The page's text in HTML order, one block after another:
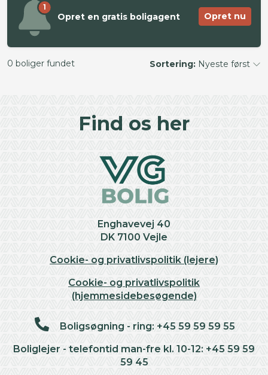
1
Opret en gratis boligagent Opret nu
0 boliger fundet Sortering: Nyeste først
Find os her
Enghavevej 40
DK 7100 Vejle
Cookie- og privatlivspolitik (lejere)
Cookie- og privatlivspolitik
(hjemmesidebesøgende)
Boligsøgning - ring: +45 59 59 59 55
Boliglejer - telefontid man-fre kl. 10-12: +45 59 59
59 45